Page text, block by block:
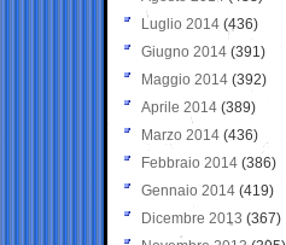
Luglio 2014 (436)
Giugno 2014 (391)
Maggio 2014 (392)
Aprile 2014 (389)
Marzo 2014 (436)
Febbraio 2014 (386)
Gennaio 2014 (419)
Dicembre 2013 (367)